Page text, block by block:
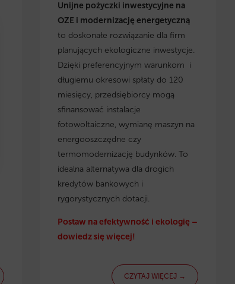
Unijne pożyczki inwestycyjne na
OZE i modernizację energetyczną
to doskonałe rozwiązanie dla firm
planujących ekologiczne inwestycje.
Dzięki preferencyjnym warunkom i
długiemu okresowi spłaty do 120
miesięcy, przedsiębiorcy mogą
sfinansować instalacje
fotowoltaiczne, wymianę maszyn na
energooszczędne czy
termomodernizację budynków. To
idealna alternatywa dla drogich
kredytów bankowych i
rygorystycznych dotacji.
Postaw na efektywność i ekologię –
dowiedz się więcej!
CZYTAJ WIĘCEJ →